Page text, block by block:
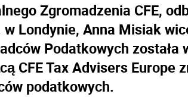
Zgromadzenia CFE,
Londynie, Anna Misiak
Podatkowych została
CFE Tax Advisers Europe
podatkowych.